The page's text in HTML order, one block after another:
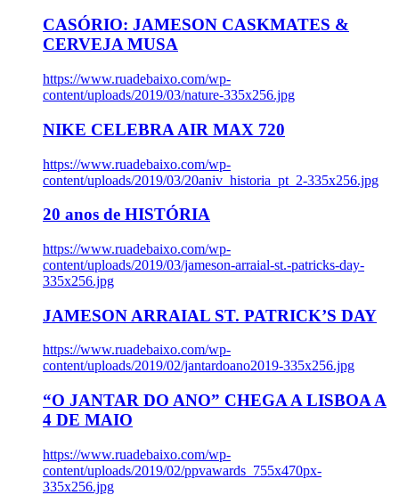
CASÓRIO: JAMESON CASKMATES &
CERVEJA MUSA
https://www.ruadebaixo.com/wp-
content/uploads/2019/03/nature-335x256.jpg
NIKE CELEBRA AIR MAX 720
https://www.ruadebaixo.com/wp-
content/uploads/2019/03/20aniv_historia_pt_2-335x256.jpg
20 anos de HISTÓRIA
https://www.ruadebaixo.com/wp-
content/uploads/2019/03/jameson-arraial-st.-patricks-day-
335x256.jpg
JAMESON ARRAIAL ST. PATRICK’S DAY
https://www.ruadebaixo.com/wp-
content/uploads/2019/02/jantardoano2019-335x256.jpg
“O JANTAR DO ANO” CHEGA A LISBOA A
4 DE MAIO
https://www.ruadebaixo.com/wp-
content/uploads/2019/02/ppvawards_755x470px-
335x256.jpg